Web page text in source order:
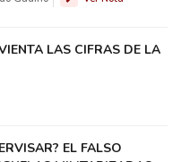
LAS CIFRAS DE LA
EL FALSO